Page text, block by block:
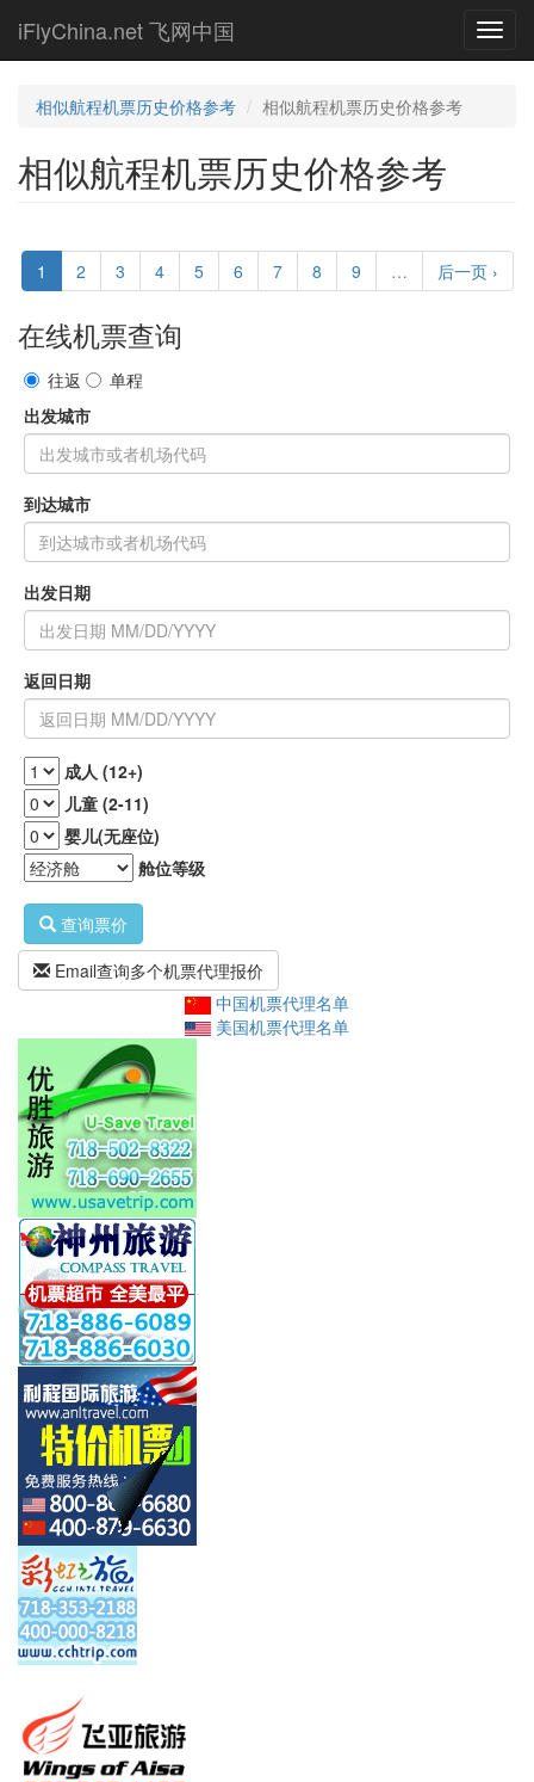
main
iFlyChina.net 飞网中国
相似航程机票历史价格参考 相似航程机票历史价格参考
相似航程机票历史价格参考
1 2 3 4 5 6 7 8 9 … 后一页 ›
在线机票查询
往返
单程
出发城市
到达城市
出发日期
返回日期
成人 (12+)
儿童 (2-11)
婴儿(无座位)
舱位等级
查询票价
Email查询多个机票代理报价
中国机票代理名单
美国机票代理名单